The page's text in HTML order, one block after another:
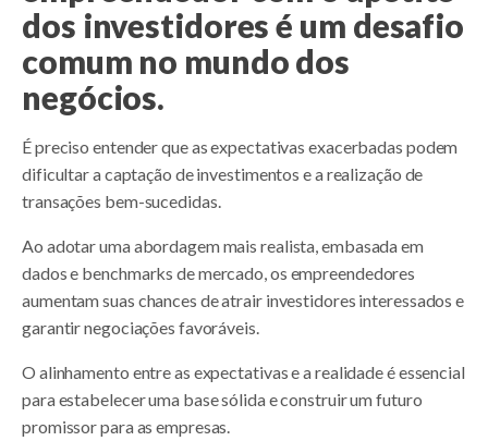
dos investidores é um desafio
comum no mundo dos
negócios.
É preciso entender que as expectativas exacerbadas podem
dificultar a captação de investimentos e a realização de
transações bem-sucedidas.
Ao adotar uma abordagem mais realista, embasada em
dados e benchmarks de mercado, os empreendedores
aumentam suas chances de atrair investidores interessados e
garantir negociações favoráveis.
O alinhamento entre as expectativas e a realidade é essencial
para estabelecer uma base sólida e construir um futuro
promissor para as empresas.